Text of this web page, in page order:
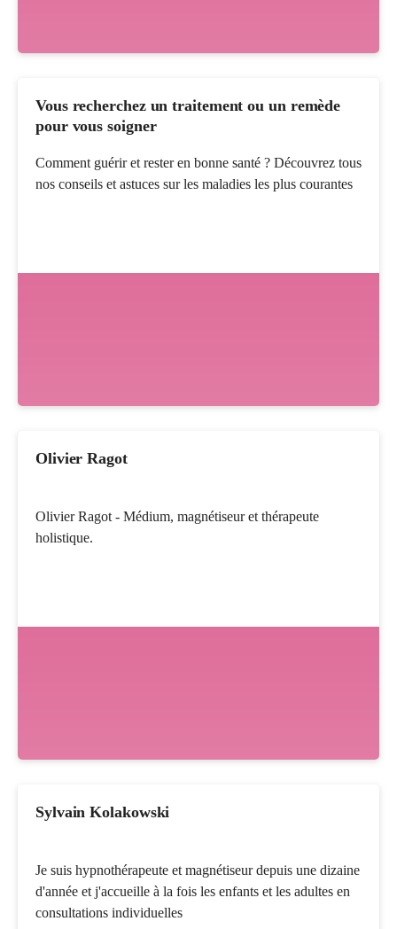
Vous recherchez un traitement ou un remède
pour vous soigner
Comment guérir et rester en bonne santé ? Découvrez tous
nos conseils et astuces sur les maladies les plus courantes
Olivier Ragot
Olivier Ragot - Médium, magnétiseur et thérapeute
holistique.
Sylvain Kolakowski
Je suis hypnothérapeute et magnétiseur depuis une dizaine
d'année et j'accueille à la fois les enfants et les adultes en
consultations individuelles